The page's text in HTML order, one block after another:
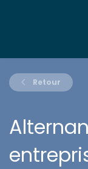
Retour